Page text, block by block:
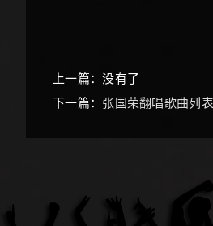
上一篇：没有了
下一篇： 张国荣翻唱歌曲列